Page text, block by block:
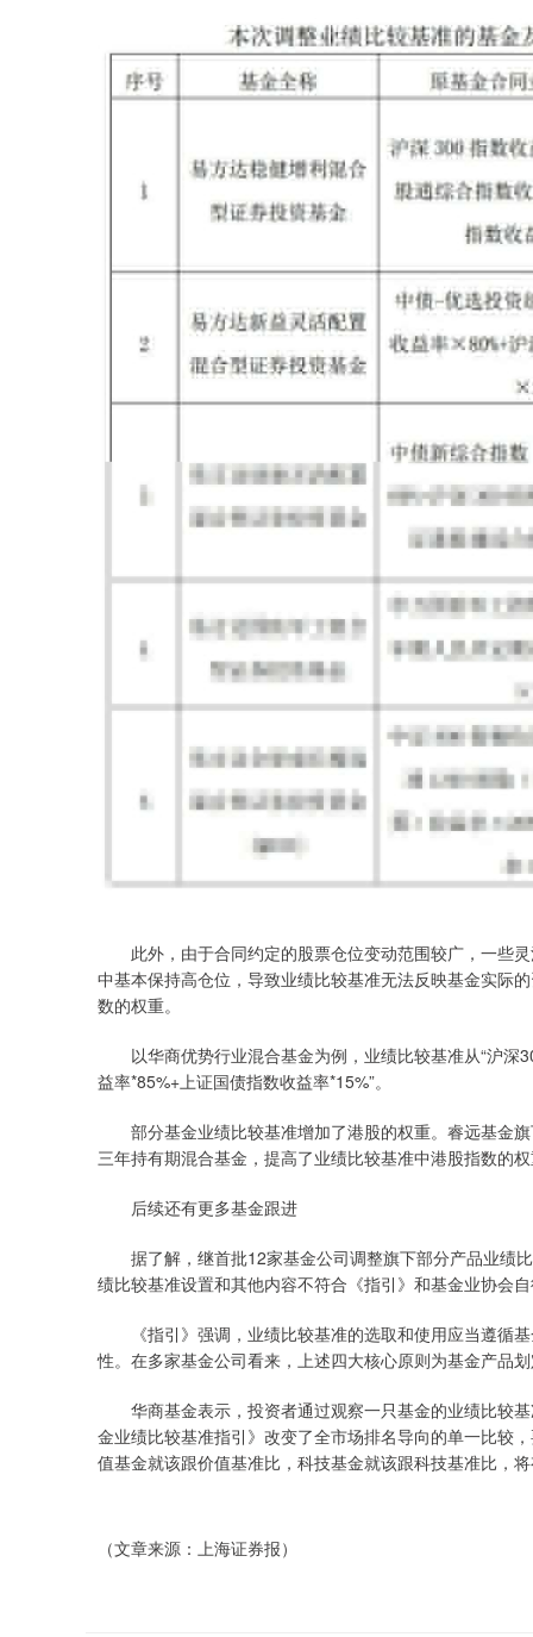
此外，由于合同约定的股票仓位变动范围较广，一些灵
中基本保持高仓位，导致业绩比较基准无法反映基金实际
数的权重。
以华商优势行业混合基金为例，业绩比较基准从“沪深
益率*85%+上证国债指数收益率*15%”。
部分基金业绩比较基准增加了港股的权重。睿远基金旗
三年持有期混合基金，提高了业绩比较基准中港股指数的
后续还有更多基金跟进
据了解，继首批12家基金公司调整旗下部分产品业绩
绩比较基准设置和其他内容不符合《指引》和基金业协会
《指引》强调，业绩比较基准的选取和使用应当遵循基
性。在多家基金公司看来，上述四大核心原则为基金产品
华商基金表示，投资者通过观察一只基金的业绩比较基
金业绩比较基准指引》改变了全市场排名导向的单一比较
值基金就该跟价值基准比，科技基金就该跟科技基准比，
（文章来源：上海证券报）